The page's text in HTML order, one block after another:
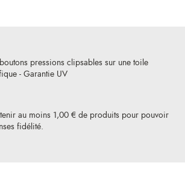
au moins 1,00 € de produits pour pouvoir
fidélité.
pressions clipsables sur une toile
- Garantie UV